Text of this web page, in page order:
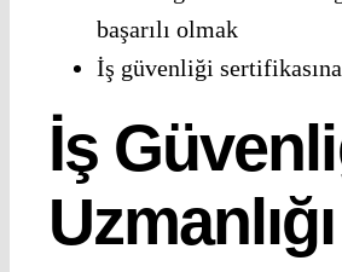
başarılı olmak
İş güvenliği
İş